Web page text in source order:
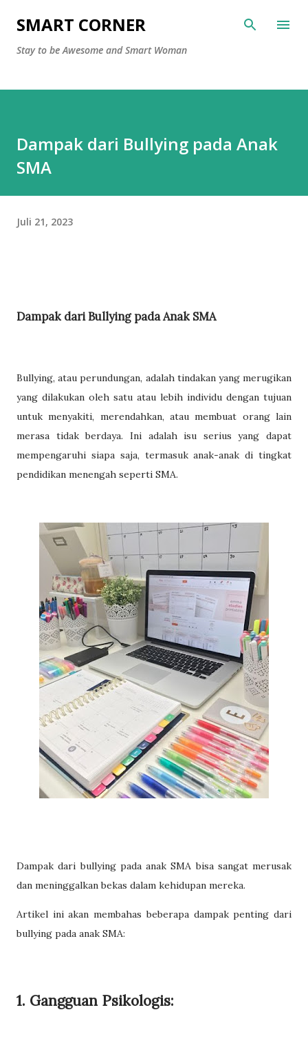
Langsung ke konten utama
SMART CORNER
Stay to be Awesome and Smart Woman
Dampak dari Bullying pada Anak
SMA
Juli 21, 2023
Dampak dari Bullying pada Anak SMA
Bullying, atau perundungan, adalah tindakan yang merugikan
yang dilakukan oleh satu atau lebih individu dengan tujuan
untuk menyakiti, merendahkan, atau membuat orang lain
merasa tidak berdaya. Ini adalah isu serius yang dapat
mempengaruhi siapa saja, termasuk anak-anak di tingkat
pendidikan menengah seperti SMA.
Dampak dari bullying pada anak SMA bisa sangat merusak
dan meninggalkan bekas dalam kehidupan mereka.
Artikel ini akan membahas beberapa dampak penting dari
bullying pada anak SMA:
1. Gangguan Psikologis: